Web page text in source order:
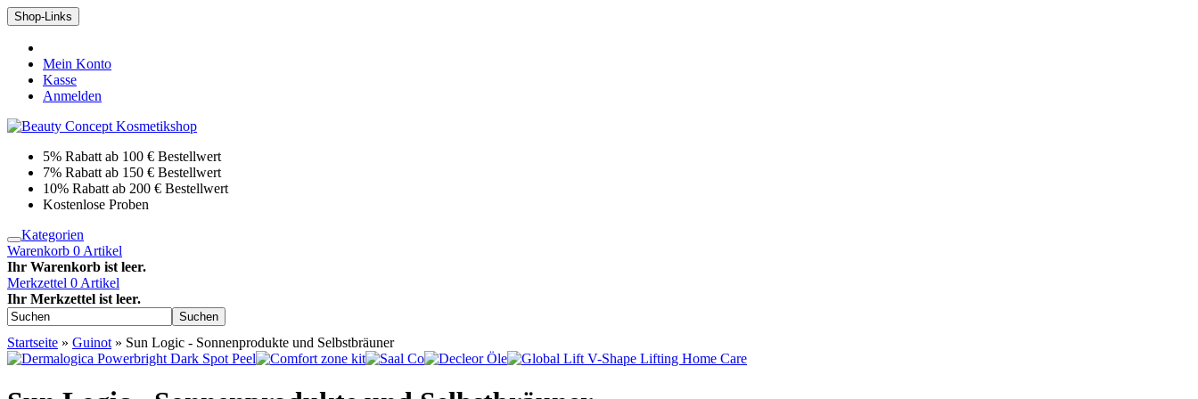
Shop-Links
Mein Konto
Kasse
Anmelden
5% Rabatt ab 100 € Bestellwert
7% Rabatt ab 150 € Bestellwert
10% Rabatt ab 200 € Bestellwert
Kostenlose Proben
Kategorien
Warenkorb 0 Artikel
Ihr Warenkorb ist leer.
Merkzettel 0 Artikel
Ihr Merkzettel ist leer.
Suchen
Startseite » Guinot » Sun Logic - Sonnenprodukte und Selbstbräuner